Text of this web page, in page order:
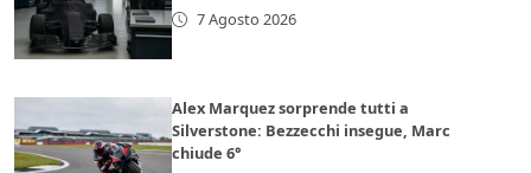
7 Agosto 2026
Alex Marquez sorprende tutti a
Silverstone: Bezzecchi insegue, Marc
chiude 6°